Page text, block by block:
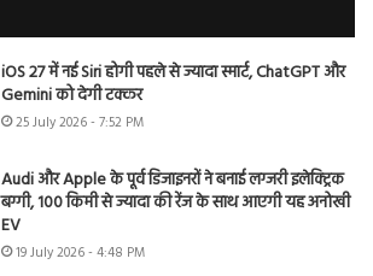
iOS 27 में नई Siri होगी पहले से ज्यादा स्मार्ट, ChatGPT और
Gemini को देगी टक्कर
25 July 2026 - 7:52 PM
Audi और Apple के पूर्व डिजाइनरों ने बनाई लग्जरी इलेक्ट्रिक
बग्गी, 100 किमी से ज्यादा की रेंज के साथ आएगी यह अनोखी
EV
19 July 2026 - 4:48 PM